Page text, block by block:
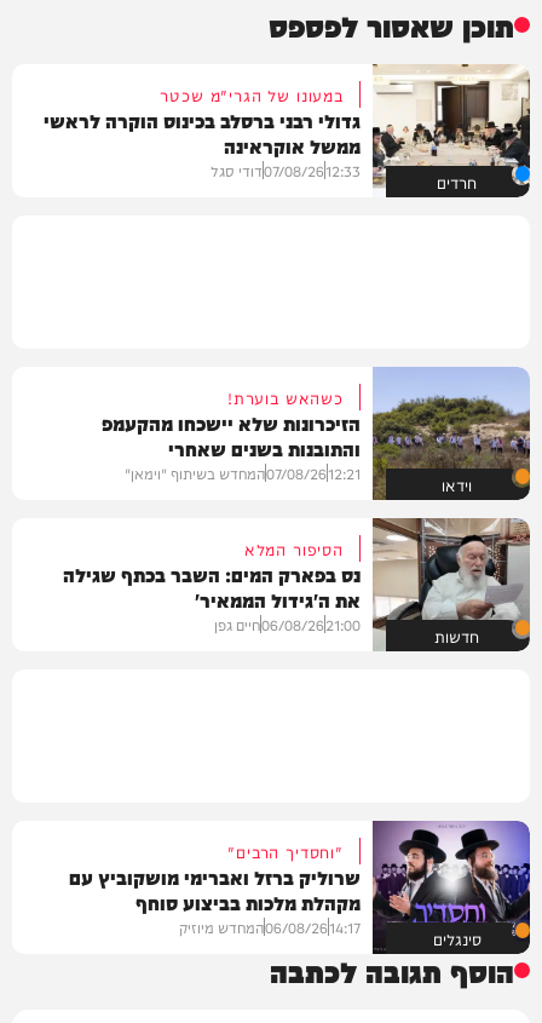
תוכן שאסור לפספס
חרדים
במעונו של הגרי"מ שכטר
גדולי רבני ברסלב בכינוס הוקרה לראשי
ממשל אוקראינה
12:33
07/08/26דודי סגל
וידאו
כשהאש בוערת!
הזיכרונות שלא יישכחו מהקעמפ
והתובנות בשנים שאחרי
12:21
07/08/26המחדש בשיתוף "וימאן"
חדשות
הסיפור המלא
נס בפארק המים: השבר בכתף שגילה
את ה'גידול הממאיר'
21:00
06/08/26חיים גפן
סינגלים
"וחסדיך הרבים"
שרוליק ברזל ואברימי מושקוביץ עם
מקהלת מלכות בביצוע סוחף
14:17
06/08/26המחדש מיוזיק
הוסף תגובה לכתבה